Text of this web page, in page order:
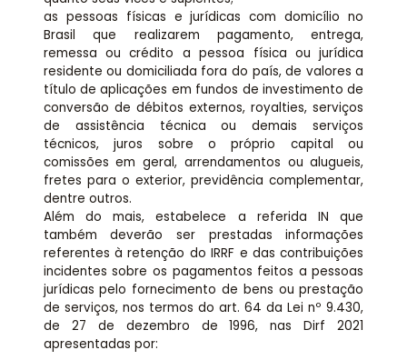
as pessoas físicas e jurídicas com domicílio no
Brasil que realizarem pagamento, entrega,
remessa ou crédito a pessoa física ou jurídica
residente ou domiciliada fora do país, de valores a
título de aplicações em fundos de investimento de
conversão de débitos externos, royalties, serviços
de assistência técnica ou demais serviços
técnicos, juros sobre o próprio capital ou
comissões em geral, arrendamentos ou alugueis,
fretes para o exterior, previdência complementar,
dentre outros.
Além do mais, estabelece a referida IN que
também deverão ser prestadas informações
referentes à retenção do IRRF e das contribuições
incidentes sobre os pagamentos feitos a pessoas
jurídicas pelo fornecimento de bens ou prestação
de serviços, nos termos do art. 64 da Lei nº 9.430,
de 27 de dezembro de 1996, nas Dirf 2021
apresentadas por: